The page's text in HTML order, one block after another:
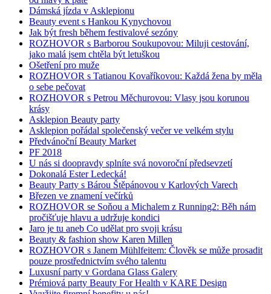
Dámská jízda v Asklepionu
Beauty event s Hankou Kynychovou
Jak být fresh během festivalové sezóny
ROZHOVOR s Barborou Soukupovou: Miluji cestování,
jako malá jsem chtěla být letuškou
Ošetření pro muže
ROZHOVOR s Tatianou Kovaříkovou: Každá žena by měla
o sebe pečovat
ROZHOVOR s Petrou Měchurovou: Vlasy jsou korunou
krásy
Asklepion Beauty party
Asklepion pořádal společenský večer ve velkém stylu
Předvánoční Beauty Market
PF 2018
U nás si doopravdy splníte svá novoroční předsevzetí
Dokonalá Ester Ledecká!
Beauty Party s Bárou Štěpánovou v Karlových Varech
Březen ve znamení večírků
ROZHOVOR se Soňou a Michalem z Running2: Běh nám
pročišťuje hlavu a udržuje kondici
Jaro je tu aneb Co udělat pro svoji krásu
Beauty & fashion show Karen Millen
ROZHOVOR s Janem Mühlfeitem: Člověk se může prosadit
pouze prostřednictvím svého talentu
Luxusní party v Gordana Glass Galery
Prémiová party Beauty For Health v KARE Design